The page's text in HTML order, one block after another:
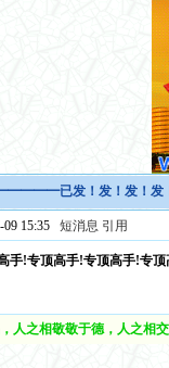
已发！发！发！发！
09 15:35短消息 引用
手!专顶高手!专顶高手!专顶
人之相敬敬于德，人之相